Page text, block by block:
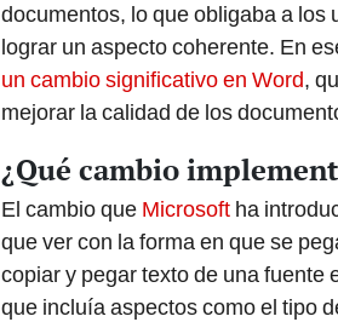
documentos, lo que obligaba a
lograr un aspecto coherente. En
un cambio significativo en Word,
mejorar la calidad de los
¿Qué cambio
El cambio que Microsoft ha
que ver con la forma en que se
copiar y pegar texto de una fuente
que incluía aspectos como el tipo